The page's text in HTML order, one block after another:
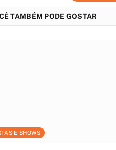
TAMBÉM PODE GOSTAR
E SHOWS